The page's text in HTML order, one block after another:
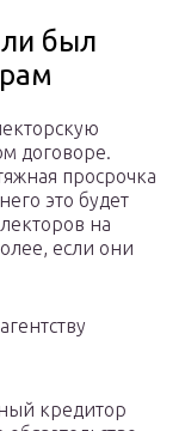
был
договоре.
просрочка
это будет
на
если они
кредитор